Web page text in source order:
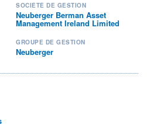
SOCIÉTÉ DE GESTION
Neuberger Berman Asset
Management Ireland Limited
GROUPE DE GESTION
Neuberger